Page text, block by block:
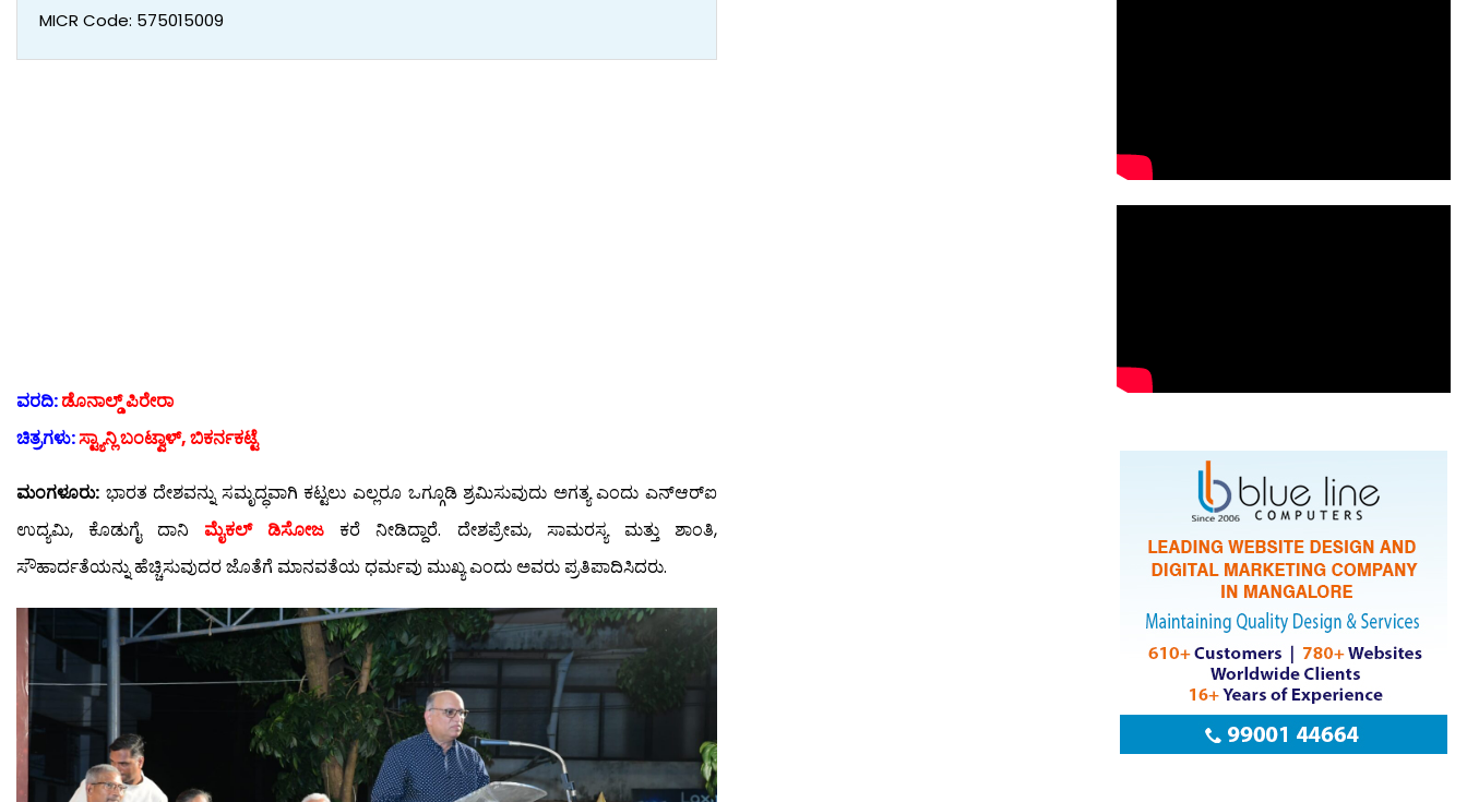
MICR Code: 575015009
ವರದಿ:ಡೊನಾಲ್ಡ್ ಪಿರೇರಾ
ಚಿತ್ರಗಳು:ಸ್ಟ್ಯಾನ್ಲಿ ಬಂಟ್ವಾಳ್, ಬಿಕರ್ನಕಟ್ಟೆ
ಮಂಗಳೂರು: ಭಾರತ ದೇಶವನ್ನು ಸಮೃದ್ಧವಾಗಿ ಕಟ್ಟಲು ಎಲ್ಲರೂ ಒಗ್ಗೂಡಿ ಶ್ರಮಿಸುವುದು ಅಗತ್ಯ ಎಂದು ಎನ್‌ಆರ್‌ಐ
ಉದ್ಯಮಿ, ಕೊಡುಗೈ ದಾನಿ ಮೈಕಲ್ ಡಿಸೋಜಕರೆ ನೀಡಿದ್ದಾರೆ. ದೇಶಪ್ರೇಮ, ಸಾಮರಸ್ಯ ಮತ್ತು ಶಾಂತಿ,
ಸೌಹಾರ್ದತೆಯನ್ನು ಹೆಚ್ಚಿಸುವುದರ ಜೊತೆಗೆ ಮಾನವತೆಯ ಧರ್ಮವು ಮುಖ್ಯ ಎಂದು ಅವರು ಪ್ರತಿಪಾದಿಸಿದರು.